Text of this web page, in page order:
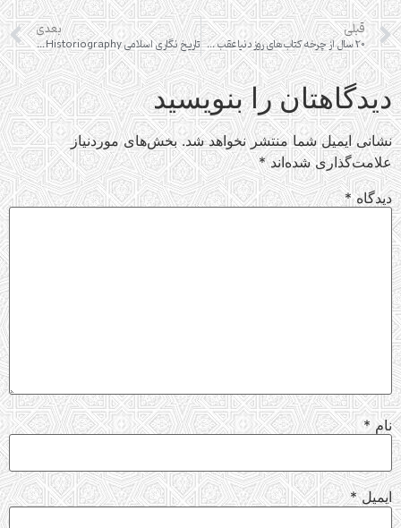
قبلی
20 سال از چرخه کتاب‌های روز دنیا عقب هستیم!
بعدی
تاریخ‌ نگاری اسلامی Islamic Historiography
دیدگاهتان را بنویسید
نشانی ایمیل شما منتشر نخواهد شد. بخش‌های موردنیاز
علامت‌گذاری شده‌اند*
دیدگاه*
نام *
ایمیل*